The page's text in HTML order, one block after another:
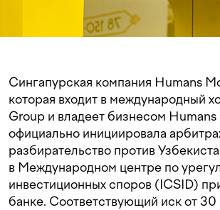
Сингапурская компания Humans
которая входит в международный
Group и владеет бизнесом Humans
официально инициировала
разбирательство против
в Международном центре по
инвестиционных споров (ICSID)
банке. Соответствующий иск от